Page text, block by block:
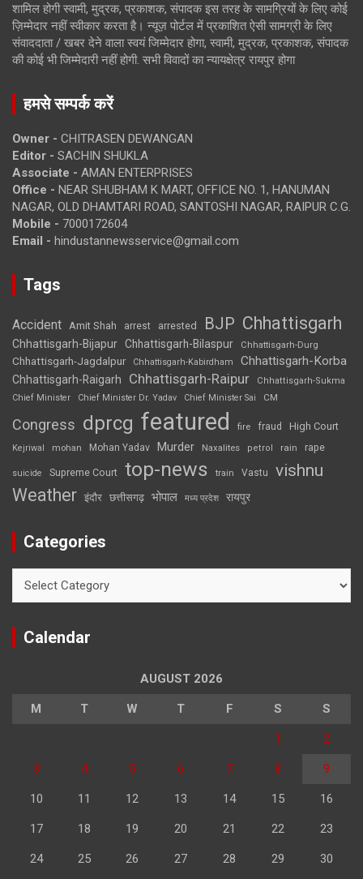
शामिल होगी स्वामी, मुद्रक, प्रकाशक, संपादक इस तरह के सामग्रियों के लिए कोई
ज़िम्मेदार नहीं स्वीकार करता है। न्यूज़ पोर्टल में प्रकाशित ऐसी सामग्री के लिए
संवाददाता / खबर देने वाला स्वयं जिम्मेदार होगा, स्वामी, मुद्रक, प्रकाशक, संपादक
की कोई भी जिम्मेदारी नहीं होगी. सभी विवादों का न्यायक्षेत्र रायपुर होगा
हमसे सम्पर्क करें
Owner - CHITRASEN DEWANGAN
Editor - SACHIN SHUKLA
Associate - AMAN ENTERPRISES
Office - NEAR SHUBHAM K MART, OFFICE NO. 1, HANUMAN
NAGAR, OLD DHAMTARI ROAD, SANTOSHI NAGAR, RAIPUR C.G.
Mobile - 7000172604
Email - hindustannewsservice@gmail.com
Tags
Accident Amit Shah arrest arrested BJP Chhattisgarh
Chhattisgarh-Bijapur Chhattisgarh-Bilaspur Chhattisgarh-Durg
Chhattisgarh-Jagdalpur Chhattisgarh-Kabirdham Chhattisgarh-Korba
Chhattisgarh-Raigarh Chhattisgarh-Raipur
Chhattisgarh-Sukma
Chief Minister
Chief Minister Dr. Yadav Chief Minister Sai CM
Congress dprcg featured fire fraud High Court
Kejriwal mohan Mohan Yadav Murder Naxalites petrol rain rape
suicide Supreme Court top-news train Vastu vishnu
Weather इंदौर छत्तीसगढ़ भोपाल मध्य प्रदेश रायपुर
Categories
Calendar
AUGUST 2026
M T W T F S S
1 2
3 4 5 6 7 8 9
10 11 12 13 14 15 16
17 18 19 20 21 22 23
24 25 26 27 28 29 30